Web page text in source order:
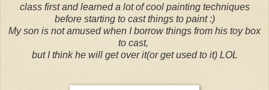
class first and learned a lot of cool painting techniques
before starting to cast things to paint :)
My son is not amused when I borrow things from his toy box
to cast,
but I think he will get over it(or get used to it) LOL